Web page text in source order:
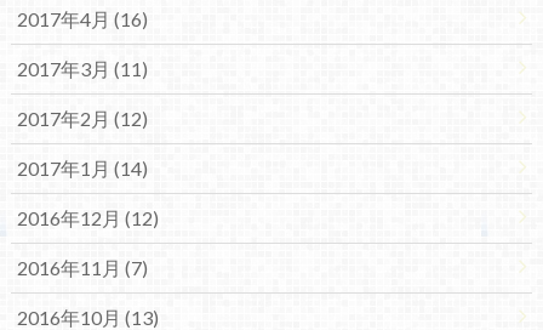
2017年4月 (16)
2017年3月 (11)
2017年2月 (12)
2017年1月 (14)
2016年12月 (12)
2016年11月 (7)
2016年10月 (13)